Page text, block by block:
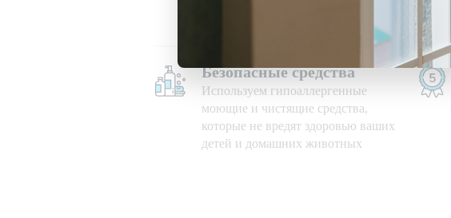
Безопасные средства
Используем гипоаллергенные
моющие и чистящие средства,
которые не вредят здоровью ваших
детей и домашних животных